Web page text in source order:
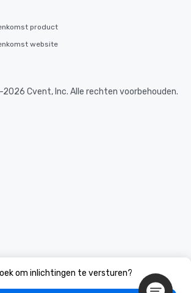
om inlichtingen te versturen?
product
website
Cvent, Inc. Alle rechten voorbehouden.